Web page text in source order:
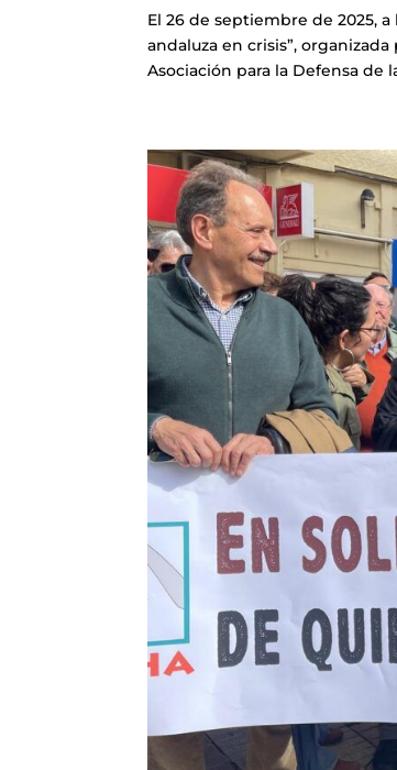
El 26 de septiembre de 2025, a
andaluza en crisis”,
Asociación para la Defensa de